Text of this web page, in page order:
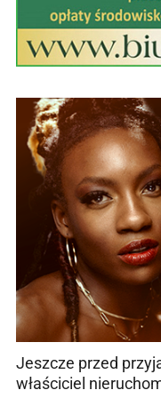
Jeszcze przed
właściciel